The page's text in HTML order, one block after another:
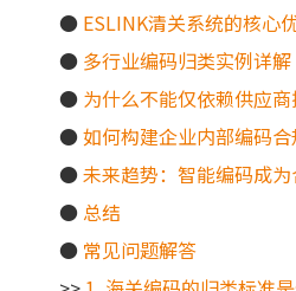
● ESLINK清关系统的核心
● 多行业编码归类实例详解
● 为什么不能仅依赖供应
●如何构建企业内部编码
●未来趋势：智能编码成
● 总结
● 常见问题解答